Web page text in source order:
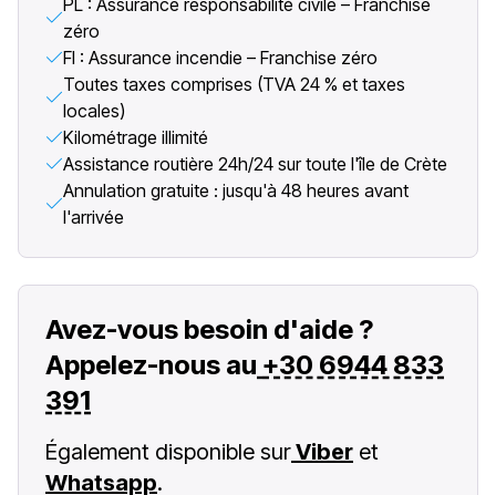
PL : Assurance responsabilité civile – Franchise
zéro
FI : Assurance incendie – Franchise zéro
Toutes taxes comprises (TVA 24 % et taxes
locales)
Kilométrage illimité
Assistance routière 24h/24 sur toute l'île de Crète
Annulation gratuite : jusqu'à 48 heures avant
l'arrivée
Avez-vous besoin d'aide ?
Appelez-nous au +30 6944 833
391
Également disponible surViber et
Whatsapp.